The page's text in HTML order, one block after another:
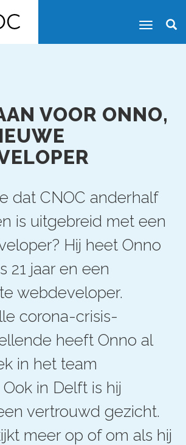
VOOR ONNO,
dat CNOC anderhalf
is uitgebreid met een
Hij heet Onno
21 jaar en een
webdeveloper.
corona-crisis-
heeft Onno al
in het team
in Delft is hij
vertrouwd gezicht.
meer op of om als hij